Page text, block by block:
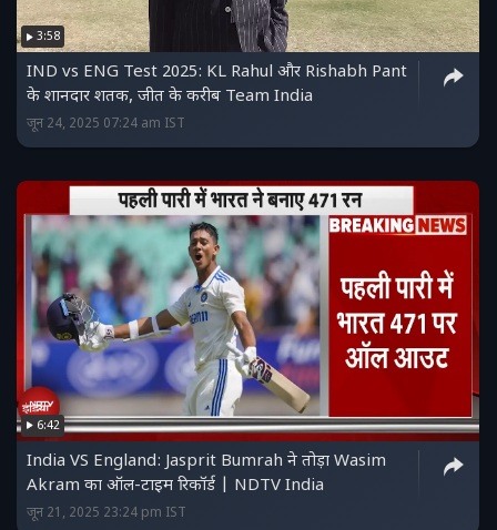
3:58
IND vs ENG Test 2025: KL Rahul और Rishabh Pant
के शानदार शतक, जीत के करीब Team India
जून 24, 2025 07:24 am IST
6:42
India VS England: Jasprit Bumrah ने तोड़ा Wasim
Akram का ऑल-टाइम रिकॉर्ड | NDTV India
जून 21, 2025 23:24 pm IST